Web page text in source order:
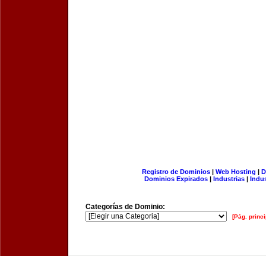
Registro de Dominios| Web Hosting |
Dominios Expirados | Industrias |
Categorías de Dominio:
[Pág.